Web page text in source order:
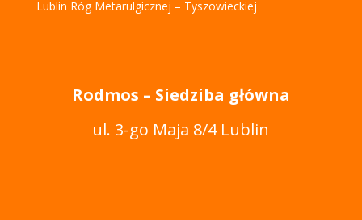
Lublin Róg Metarulgicznej – Tyszowieckiej
Rodmos – Siedziba główna
ul. 3-go Maja 8/4 Lublin